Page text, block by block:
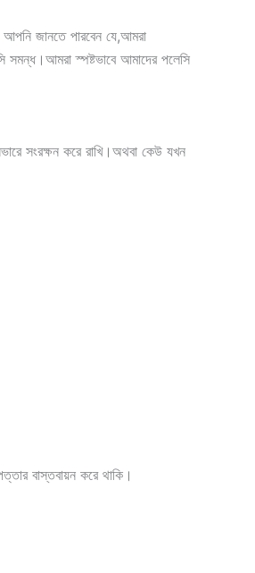
জানতে পারবেন যে,আমরা
সমন্ধ।আমরা স্পষ্টভাবে আমাদের পলেসি
সংরক্ষন করে রাখি।অথবা কেউ যখন
বাস্তবায়ন করে থাকি।